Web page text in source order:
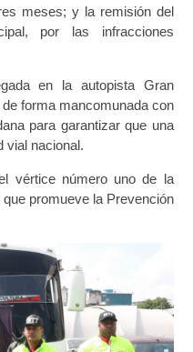
de Manejo
de Operaciones de
del Transporte)
de Operación del
del Transporte.
Escuela del
y Reciclaje
meses; y la remisión del
por las infracciones
en la autopista Gran
forma mancomunada con
para garantizar que una
vial nacional.
vértice número uno de la
promueve la Prevención